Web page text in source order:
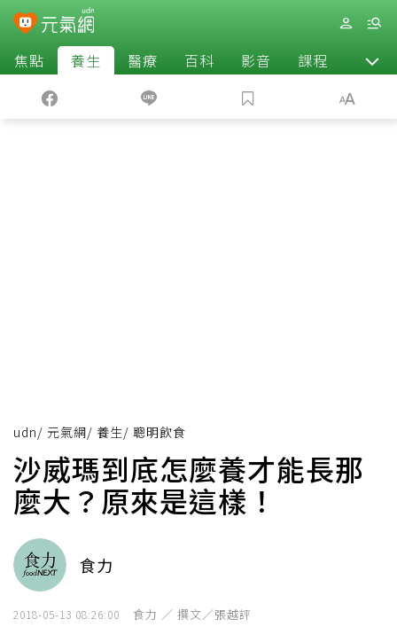
焦點 養生 醫療 百科 影音 課程 退休
udn/ 元氣網/ 養生/ 聰明飲食
沙威瑪到底怎麼養才能長那
麼大？原來是這樣！
食力
2018-05-13 08:26:00 食力 ／ 撰文／張越評